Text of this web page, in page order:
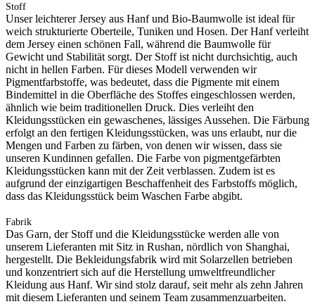
Stoff
Unser leichterer Jersey aus Hanf und Bio-Baumwolle ist ideal für
weich strukturierte Oberteile, Tuniken und Hosen. Der Hanf verleiht
dem Jersey einen schönen Fall, während die Baumwolle für
Gewicht und Stabilität sorgt. Der Stoff ist nicht durchsichtig, auch
nicht in hellen Farben. Für dieses Modell verwenden wir
Pigmentfarbstoffe, was bedeutet, dass die Pigmente mit einem
Bindemittel in die Oberfläche des Stoffes eingeschlossen werden,
ähnlich wie beim traditionellen Druck. Dies verleiht den
Kleidungsstücken ein gewaschenes, lässiges Aussehen. Die Färbung
erfolgt an den fertigen Kleidungsstücken, was uns erlaubt, nur die
Mengen und Farben zu färben, von denen wir wissen, dass sie
unseren Kundinnen gefallen. Die Farbe von pigmentgefärbten
Kleidungsstücken kann mit der Zeit verblassen. Zudem ist es
aufgrund der einzigartigen Beschaffenheit des Farbstoffs möglich,
dass das Kleidungsstück beim Waschen Farbe abgibt.
Fabrik
Das Garn, der Stoff und die Kleidungsstücke werden alle von
unserem Lieferanten mit Sitz in Rushan, nördlich von Shanghai,
hergestellt. Die Bekleidungsfabrik wird mit Solarzellen betrieben
und konzentriert sich auf die Herstellung umweltfreundlicher
Kleidung aus Hanf. Wir sind stolz darauf, seit mehr als zehn Jahren
mit diesem Lieferanten und seinem Team zusammenzuarbeiten.